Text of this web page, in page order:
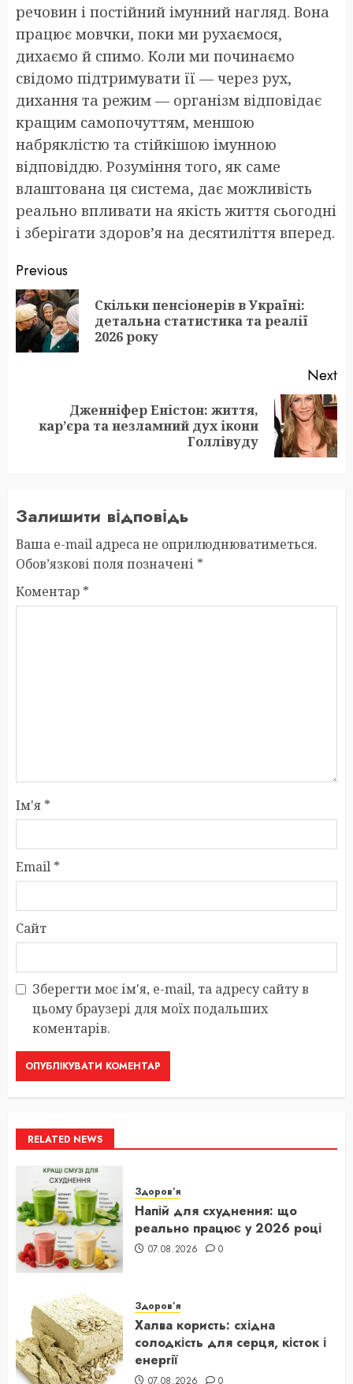
речовин і постійний імунний нагляд. Вона
працює мовчки, поки ми рухаємося,
дихаємо й спимо. Коли ми починаємо
свідомо підтримувати її — через рух,
дихання та режим — організм відповідає
кращим самопочуттям, меншою
набряклістю та стійкішою імунною
відповіддю. Розуміння того, як саме
влаштована ця система, дає можливість
реально впливати на якість життя сьогодні
і зберігати здоров’я на десятиліття вперед.
Post
navigation
Previous
Скільки пенсіонерів в Україні:
детальна статистика та реалії
2026 року
Next
Next
Дженніфер Еністон: життя,
кар’єра та незламний дух ікони
Голлівуду
Залишити відповідь
Ваша e-mail адреса не оприлюднюватиметься.
Обов’язкові поля позначені *
Коментар *
Ім'я *
Email *
Сайт
Зберегти моє ім'я, e-mail, та адресу сайту в
цьому браузері для моїх подальших
коментарів.
RELATED NEWS
Здоров’я
Напій для схуднення: що
реально працює у 2026 році
07.08.2026 0
Здоров’я
Халва користь: східна
солодкість для серця, кісток і
енергії
07.08.2026 0